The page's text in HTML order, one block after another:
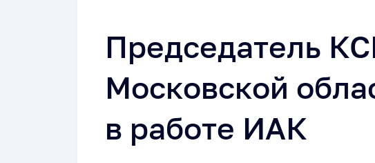
Председатель
Московской
в работе ИАК